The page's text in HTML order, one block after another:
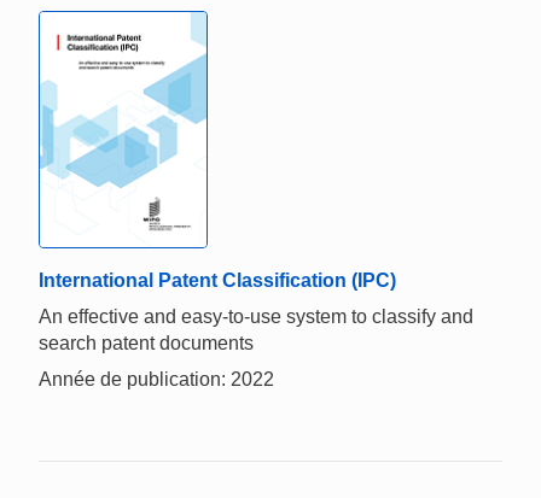
International Patent Classification (IPC)
An effective and easy-to-use system to classify and
search patent documents
Année de publication: 2022